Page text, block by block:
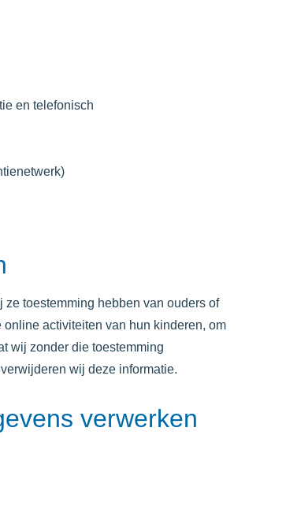
en telefonisch
toestemming hebben van ouders of
activiteiten van hun kinderen, om
wij zonder die toestemming
wij deze informatie.
verwerken